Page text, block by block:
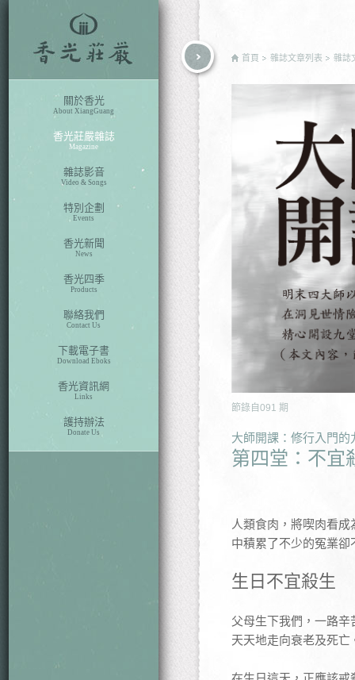
關於香光
About XiangGuang
香光莊嚴雜誌
Magazine
雜誌影音
Video & Songs
特別企劃
Events
香光新聞
News
香光四季
Products
聯絡我們
Contact Us
下載電子書
Download Eboks
香光資訊網
Links
護持辦法
Donate Us
首頁 雜誌文章列表 雜誌
節錄自 091 期
大師開課：修行入門的
第四堂：不宜
人類食肉，將喫肉看
中積累了不少的冤業
生日不宜殺生
父母生下我們，一路
天天地走向衰老及死亡